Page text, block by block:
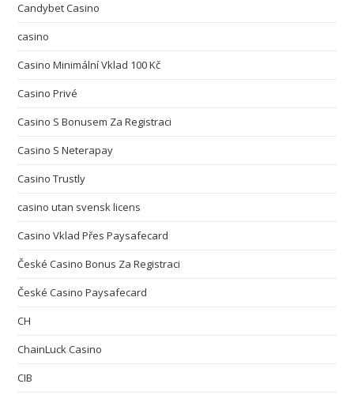
Candybet Casino
casino
Casino Minimální Vklad 100 Kč
Casino Privé
Casino S Bonusem Za Registraci
Casino S Neterapay
Casino Trustly
casino utan svensk licens
Casino Vklad Přes Paysafecard
České Casino Bonus Za Registraci
České Casino Paysafecard
CH
ChainLuck Casino
CIB